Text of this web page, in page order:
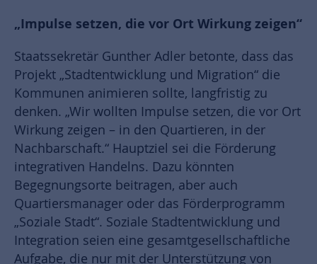
„Impulse setzen, die vor Ort Wirkung zeigen“
Staatssekretär Gunther Adler betonte, dass das
Projekt „Stadtentwicklung und Migration“ die
Kommunen animieren sollte, langfristig zu
denken. „Wir wollten Impulse setzen, die vor Ort
Wirkung zeigen – in den Quartieren, in der
Nachbarschaft.“ Hauptziel sei die Förderung
integrativen Handelns. Dazu könnten
Begegnungsorte beitragen, aber auch
Quartiersmanager oder das Förderprogramm
„Soziale Stadt“. Soziale Stadtentwicklung und
Integration seien eine gesamtgesellschaftliche
Aufgabe, die nur mit der Unterstützung von